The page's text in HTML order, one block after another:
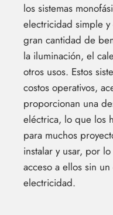
los sistemas
electricidad simple
gran cantidad de
la iluminación, el
otros usos. Estos
costos operativos,
proporcionan una
eléctrica, lo que los
para muchos
instalar y usar, por
acceso a ellos sin
electricidad.